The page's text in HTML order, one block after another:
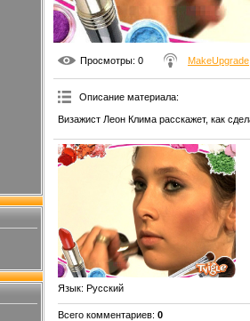
Просмотры: 0 MakeUpgrade
Описание материала:
Визажист Леон Клима расскажет, как
Язык: Русский
Всего комментариев: 0